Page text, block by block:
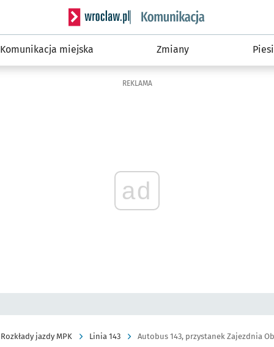
Serwis informacyjny wroclaw.pl podserwis:
Komunikacja miejska Zmiany Piesi
REKLAMA
ad
Rozkłady jazdy MPK Linia 143 Autobus 143, przystanek Zajezdnia